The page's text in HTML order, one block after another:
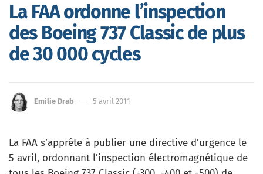
La FAA ordonne l’inspection
des Boeing 737 Classic de plus
de 30 000 cycles
Emilie Drab 5 avril 2011
La FAA s’apprête à publier une directive d’urgence le
5 avril, ordonnant l’inspection électromagnétique de